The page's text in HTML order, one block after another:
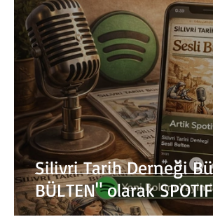
Silivri Tarih Derneği
BÜLTEN" olarak